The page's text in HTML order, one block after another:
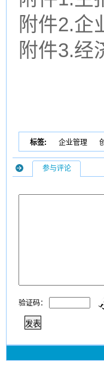
附件2.企
附件3.经
标签: 企业管理
参与评论
验证码：